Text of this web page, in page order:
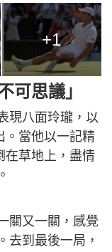
+1
可思議」
現八面玲瓏，以
。當他以一記精
在草地上，盡情
關又一關，感覺
去到最後一局，